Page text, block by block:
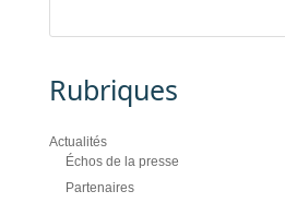
Rubriques
Actualités
Échos de la presse
Partenaires